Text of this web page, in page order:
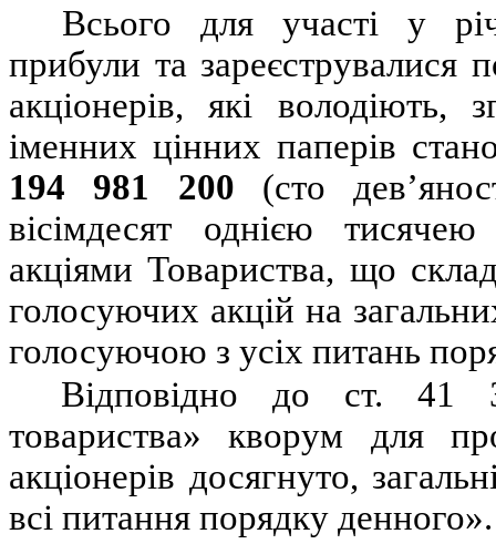
Всього для участі у
прибули та зареєструвалися
акціонерів, які володіють,
іменних цінних паперів
194 981 200 (сто
вісімдесят однією
акціями Товариства, що
голосуючих акцій на
голосуючою з усіх питань
Відповідно до ст. 41
товариства» кворум для
акціонерів досягнуто,
всі питання порядку денного».